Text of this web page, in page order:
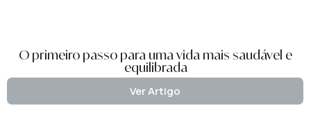
O primeiro passo para uma vida mais saudável e
equilibrada
Ver Artigo